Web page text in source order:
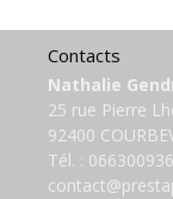
Contacts
Nathalie
25 rue Pierre
92400
Tél. :